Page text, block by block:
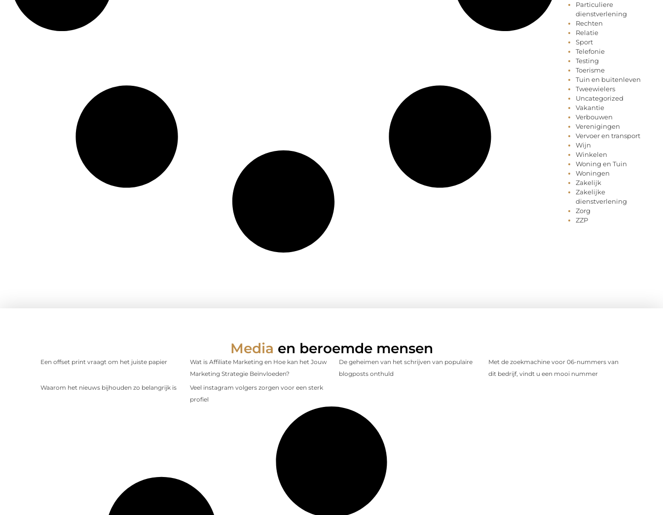
Particuliere
dienstverlening
Rechten
Relatie
Sport
Telefonie
Testing
Toerisme
Tuin en buitenleven
Tweewielers
Uncategorized
Vakantie
Verbouwen
Verenigingen
Vervoer en transport
Wijn
Winkelen
Woning en Tuin
Woningen
Zakelijk
Zakelijke
dienstverlening
Zorg
ZZP
Media en beroemde mensen
Een offset print vraagt om het juiste papier
Wat is Affiliate Marketing en Hoe kan het Jouw
Marketing Strategie Beïnvloeden?
De geheimen van het schrijven van populaire
blogposts onthuld
Met de zoekmachine voor 06-nummers van
dit bedrijf, vindt u een mooi nummer
Waarom het nieuws bijhouden zo belangrijk is
Veel instagram volgers zorgen voor een sterk
profiel